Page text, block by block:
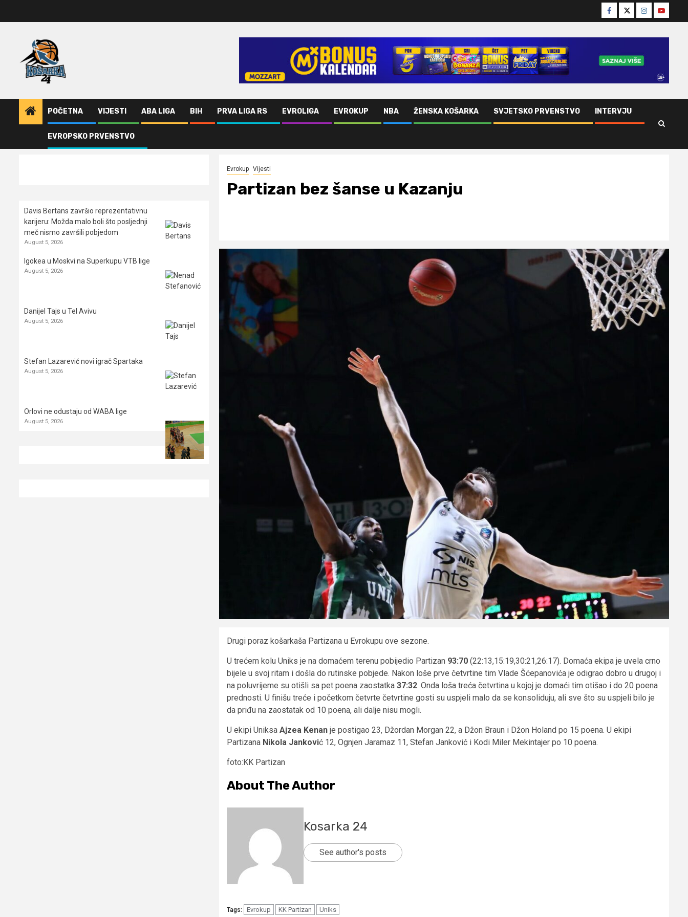
Facebook
TwitterInstagram
Youtube
POČETNA VIJESTI ABA LIGA BIH PRVA LIGA RS EVROLIGA EVROKUP NBA ŽENSKA KOŠARKA SVJETSKO PRVENSTVO INTERVJU
EVROPSKO PRVENSTVO
Vijesti Partizan bez šanse u Kazanju
Evrokup Vijesti
Partizan bez šanse u Kazanju
Drugi poraz košarkaša Partizana u Evrokupu ove sezone.
U trećem kolu Uniks je na domaćem terenu pobijedio Partizan 93:70 (22:13,15:19,30:21,26:17). Domaća ekipa je uvela crno
bijele u svoj ritam i došla do rutinske pobjede. Nakon loše prve četvrtine tim Vlade Šćepanovića je odigrao dobro u drugoj i
na poluvrijeme su otišli sa pet poena zaostatka 37:32. Onda loša treća četvrtina u kojoj je domaći tim otišao i do 20 poena
prednosti. U finišu treće i početkom četvrte četvrtine gosti su uspjeli malo da se konsoliduju, ali sve što su uspjeli bilo je
da priđu na zaostatak od 10 poena, ali dalje nisu mogli.
U ekipi Uniksa Ajzea Kenan je postigao 23, Džordan Morgan 22, a Džon Braun i Džon Holand po 15 poena. U ekipi
Partizana Nikola Janković 12, Ognjen Jaramaz 11, Stefan Janković i Kodi Miler Mekintajer po 10 poena.
foto:KK Partizan
About The Author
Kosarka 24
See author's posts
Tags: Evrokup KK Partizan Uniks
Davis Bertans završio reprezentativnu
karijeru: Možda malo boli što posljednji
meč nismo završili pobjedom
August 5, 2026
Igokea u Moskvi na Superkupu VTB lige
August 5, 2026
Danijel Tajs u Tel Avivu
August 5, 2026
Stefan Lazarević novi igrač Spartaka
August 5, 2026
Orlovi ne odustaju od WABA lige
August 5, 2026